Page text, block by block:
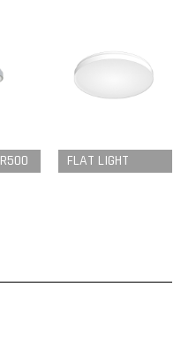
FLAT LIGHT